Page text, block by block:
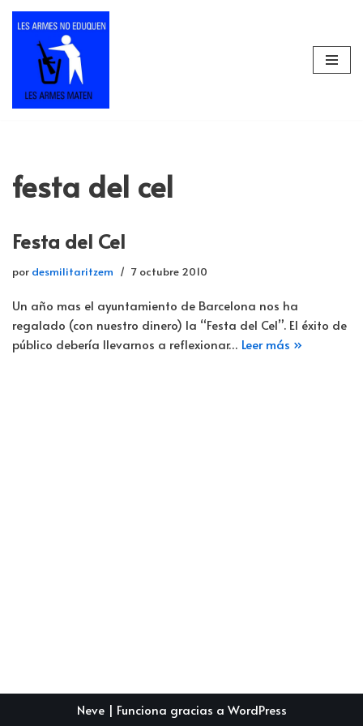
Saltar
contenido
festa del cel
Festa del Cel
por desmilitaritzem 7 octubre 2010
Un año mas el ayuntamiento de Barcelona nos ha
regalado (con nuestro dinero) la “Festa del Cel”. El éxito de
público debería llevarnos a reflexionar… Leer más »
Neve| Funciona gracias a WordPress